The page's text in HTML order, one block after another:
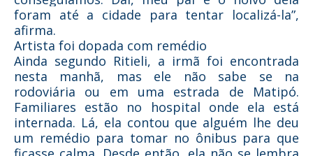
foram até a cidade para tentar localizá-la”,
afirma.
Artista foi dopada com remédio
Ainda segundo Ritieli, a irmã foi encontrada
nesta manhã, mas ele não sabe se na
rodoviária ou em uma estrada de Matipó.
Familiares estão no hospital onde ela está
internada. Lá, ela contou que alguém lhe deu
um remédio para tomar no ônibus para que